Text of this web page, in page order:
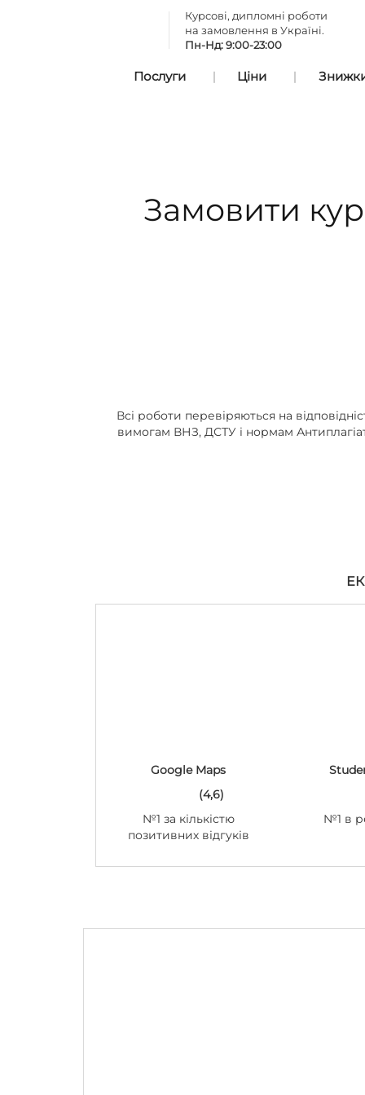
Курсові, дипломні роботи
на замовлення в Україні.
Пн-Нд: 9:00-23:00
Послуги Ціни Знижки
Замовити
Всі роботи перевіряються на
вимогам ВНЗ, ДСТУ і нормам
Google Maps
(4,6)
№1 за кількістю
позитивних відгуків
№1 в